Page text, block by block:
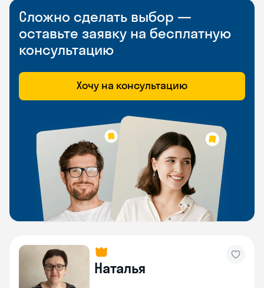
Сложно сделать выбор —
оставьте заявку на бесплатную
консультацию
Хочу на консультацию
Наталья